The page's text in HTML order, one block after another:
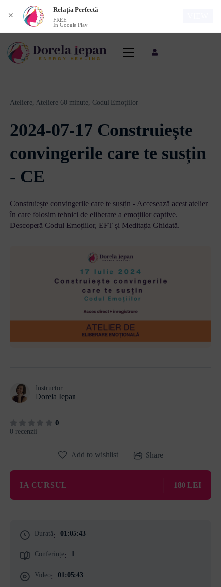
Ateliere, Ateliere 60 minute, Codul Emoțiilor
2024-07-17 Construiește
convingerile care te susțin
- CE
Construiește convingerile care te susțin - Accesează acest atelier
în care folosim tehnici de eliberare a emoțiilor captive.
Descoperă Codul Emoțiilor, EFT și Meditația Ghidată.
Instructor
Dorela Iepan
0
0 recenzii
Durată: 01:05:43
Conferințe: 1
Video: 01:05:43
Add to wishlist Share
IA CURSUL 180 LEI
✕
Relația Perfectă
FREE
In Google Play